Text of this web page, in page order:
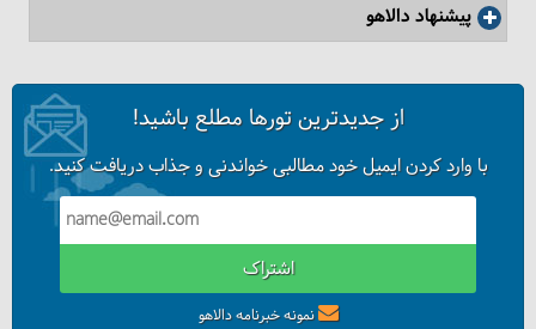
بهترین زمان خرید بلیط هواپیما چه زمانی است؟
پیشنهاد دالاهو
از جدیدترین تورها مطلع باشید!
با وارد کردن ایمیل خود مطالبی خواندنی و جذاب دریافت کنید.
اشتراک
نمونه خبرنامه دالاهو